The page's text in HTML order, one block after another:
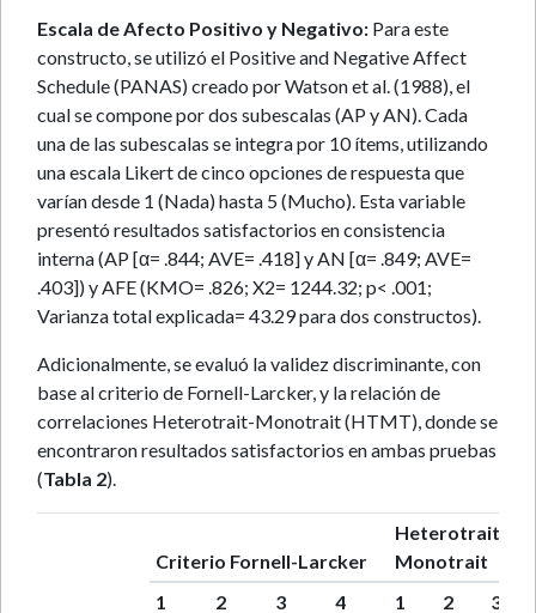
Escala de Afecto Positivo y Negativo: Para este
constructo, se utilizó el Positive and Negative Affect
Schedule (PANAS) creado por Watson et al. (1988), el
cual se compone por dos subescalas (AP y AN). Cada
una de las subescalas se integra por 10 ítems, utilizando
una escala Likert de cinco opciones de respuesta que
varían desde 1 (Nada) hasta 5 (Mucho). Esta variable
presentó resultados satisfactorios en consistencia
interna (AP [α= .844; AVE= .418] y AN [α= .849; AVE=
.403]) y AFE (KMO= .826; X2= 1244.32; p< .001;
Varianza total explicada= 43.29 para dos constructos).
Adicionalmente, se evaluó la validez discriminante, con
base al criterio de Fornell-Larcker, y la relación de
correlaciones Heterotrait-Monotrait (HTMT), donde se
encontraron resultados satisfactorios en ambas pruebas
(Tabla 2).
Criterio Fornell-Larcker
Heterotrait-
Monotrait
1
2 3 4 1 2
3